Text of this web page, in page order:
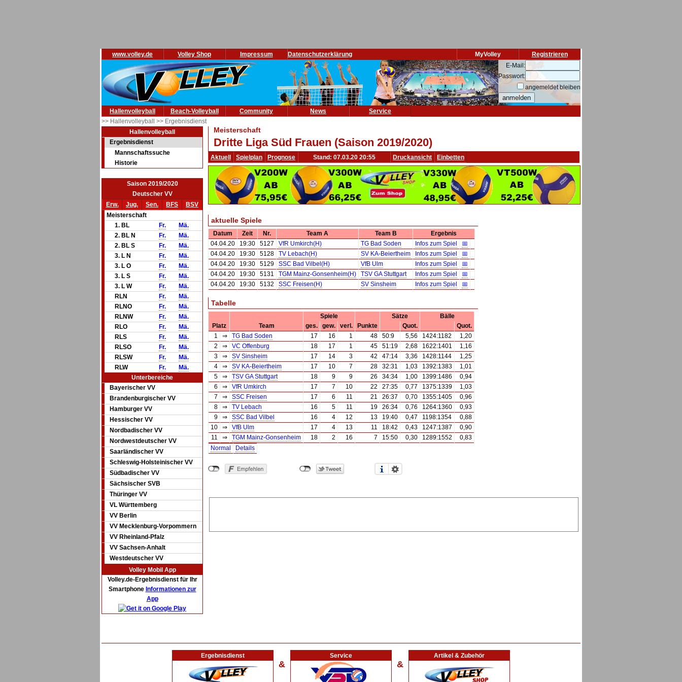
www.volley.de Volley Shop Impressum Datenschutzerklärung Registrieren
MyVolley
E-Mail:
Passwort:
angemeldet bleiben
Hallenvolleyball Beach-Volleyball Community News
Service
>> Hallenvolleyball >> Ergebnisdienst
Hallenvolleyball
Ergebnisdienst
Mannschaftssuche
Historie
Saison 2019/2020
Deutscher VV
Erw.
Jug. Sen. BFS
BSV
Meisterschaft
1. BL
Fr.
Mä.
2. BL N
Fr.
Mä.
2. BL S
Fr.
Mä.
3. L N
Fr.
Mä.
3. L O
Fr.
Mä.
3. L S
Fr.
Mä.
3. L W
Fr.
Mä.
RLN
Fr.
Mä.
RLNO
Fr.
Mä.
RLNW
Fr.
Mä.
RLO
Fr.
Mä.
RLS
Fr.
Mä.
RLSO
Fr.
Mä.
RLSW
Fr.
Mä.
RLW
Fr.
Mä.
Unterbereiche
Bayerischer VV
Brandenburgischer VV
Hamburger VV
Hessischer VV
Nordbadischer VV
Nordwestdeutscher VV
Saarländischer VV
Schleswig-Holsteinischer VV
Südbadischer VV
Sächsischer SVB
Thüringer VV
VL Württemberg
VV Berlin
VV Mecklenburg-Vorpommern
VV Rheinland-Pfalz
VV Sachsen-Anhalt
Westdeutscher VV
Volley Mobil App
Volley.de-Ergebnisdienst für Ihr
Smartphone Informationen zur
App
Meisterschaft
Dritte Liga Süd Frauen (Saison 2019/2020)
Aktuell Spielplan Prognose Stand: 07.03.20 20:55 Druckansicht Einbetten
aktuelle Spiele
Datum Zeit Nr. Team A Team B
Ergebnis
04.04.20
19:30 5127 VfR Umkirch(H) TG Bad Soden Infos zum Spiel
📅
04.04.20
19:30 5128 TV Lebach(H) SV KA-Beiertheim Infos zum Spiel
📅
04.04.20
19:30 5129 SSC Bad Vilbel(H) VfB Ulm Infos zum Spiel
📅
04.04.20
19:30 5131 TGM Mainz-Gonsenheim(H) TSV GA Stuttgart Infos zum Spiel
📅
04.04.20
19:30 5132 SSC Freisen(H) SV Sinsheim Infos zum Spiel 📅
Tabelle
Spiele Sätze
Bälle
Platz
Team ges. gew. verl. Punkte Quot.
Quot.
1
⇒ TG Bad Soden 17 16 1 48 50:9 5,56 1424:1182
1,20
2
⇒ VC Offenburg 18 17 1 45 51:19 2,68 1622:1401
1,16
3
⇒ SV Sinsheim 17 14 3 42 47:14 3,36 1428:1144
1,25
4
⇒ SV KA-Beiertheim 17 10 7 28 32:31 1,03 1392:1383
1,01
5
⇒ TSV GA Stuttgart 18 9 9 26 34:34 1,00 1399:1486
0,94
6
⇒ VfR Umkirch 17 7 10 22 27:35 0,77 1375:1339
1,03
7
⇒ SSC Freisen 17 6 11 21 26:37 0,70 1355:1405
0,96
8
⇒ TV Lebach 16 5 11 19 26:34 0,76 1264:1360
0,93
9
⇒ SSC Bad Vilbel 16 4 12 13 19:40 0,47 1198:1354
0,88
10
⇒ VfB Ulm 17 4 13 11 18:42 0,43 1247:1387
0,90
11
⇒ TGM Mainz-Gonsenheim 18 2 16 7 15:50 0,30 1289:1552
0,83
Normal
Details
Ergebnisdienst
&
Service
&
Artikel & Zubehör